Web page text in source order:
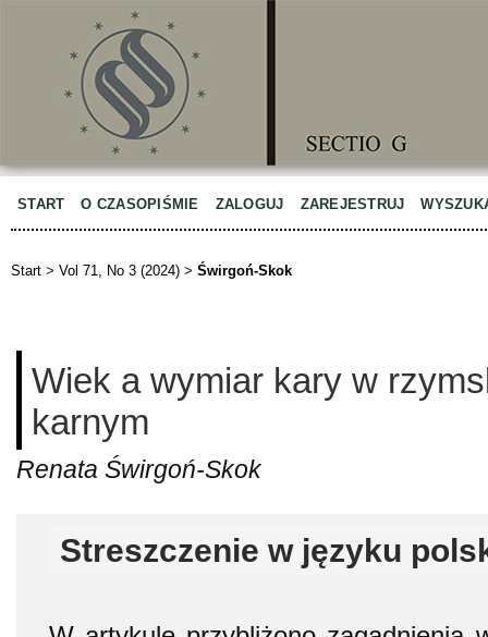
START O CZASOPIŚMIE ZALOGUJ ZAREJESTRUJ
Start > Vol 71, No 3 (2024) > Świrgoń-Skok
Wiek a wymiar kary w
karnym
Renata Świrgoń-Skok
Streszczenie w języku